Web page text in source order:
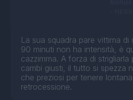
La sua squadra pare vittima di
90 minuti non ha intensità, è
cazzimma. A forza di strigliarla
cambi giusti, il tutto si spezza
che preziosi per tenere
retrocessione.